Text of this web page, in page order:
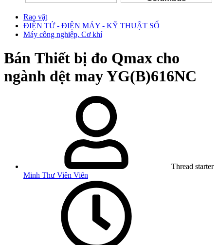
Rao vặt
ĐIỆN TỬ - ĐIỆN MÁY - KỸ THUẬT SỐ
Máy công nghiệp, Cơ khí
Bán Thiết bị đo Qmax cho
ngành dệt may YG(B)616NC
Thread starter
Minh Thư Viên Viên